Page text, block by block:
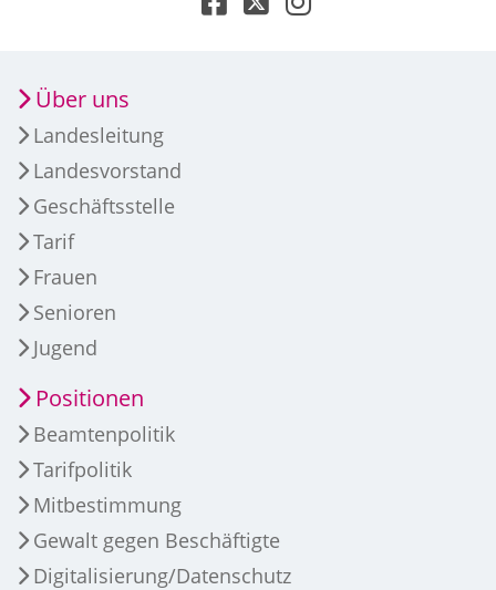
Über uns
Landesleitung
Landesvorstand
Geschäftsstelle
Tarif
Frauen
Senioren
Jugend
Positionen
Beamtenpolitik
Tarifpolitik
Mitbestimmung
Gewalt gegen Beschäftigte
Digitalisierung/Datenschutz